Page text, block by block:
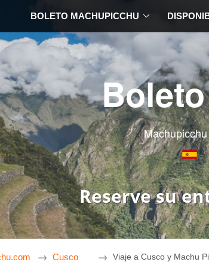
BOLETO MACHUPICCHU
Reserve su
Cusco Viaje a Cusco y Machu